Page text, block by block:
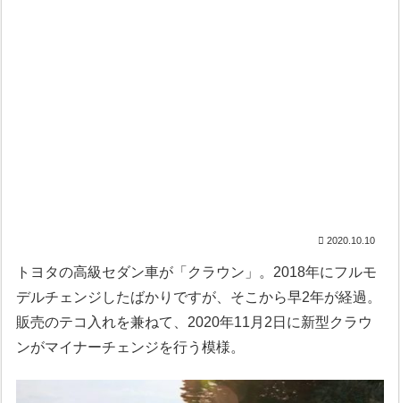
2020.10.10
トヨタの高級セダン車が「クラウン」。2018年にフルモ
デルチェンジしたばかりですが、そこから早2年が経過。
販売のテコ入れを兼ねて、2020年11月2日に新型クラウ
ンがマイナーチェンジを行う模様。